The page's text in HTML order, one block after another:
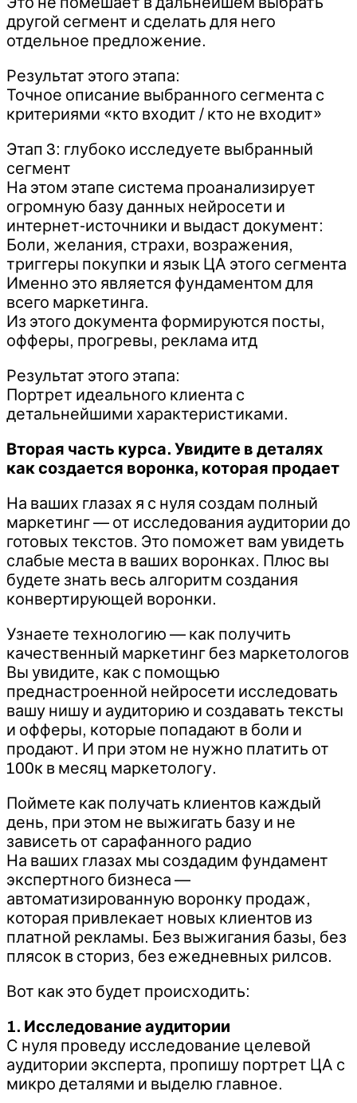
другой сегмент и сделать для него
отдельное предложение.
Результат этого этапа:
Точное описание выбранного сегмента с
критериями «кто входит / кто не входит»
Этап 3: глубоко исследуете выбранный
сегмент
На этом этапе система проанализирует
огромную базу данных нейросети и
интернет-источники и выдаст документ:
Боли, желания, страхи, возражения,
триггеры покупки и язык ЦА этого сегмента
Именно это является фундаментом для
всего маркетинга.
Из этого документа формируются посты,
офферы, прогревы, реклама итд
Результат этого этапа:
Портрет идеального клиента с
детальнейшими характеристиками.
Вторая часть курса. Увидите в деталях
как создается воронка, которая продает
На ваших глазах я с нуля создам полный
маркетинг — от исследования аудитории до
готовых текстов. Это поможет вам увидеть
слабые места в ваших воронках. Плюс вы
будете знать весь алгоритм создания
конвертирующей воронки.
Узнаете технологию — как получить
качественный маркетинг без маркетологов
Вы увидите, как с помощью
преднастроенной нейросети исследовать
вашу нишу и аудиторию и создавать тексты
и офферы, которые попадают в боли и
продают. И при этом не нужно платить от
100к в месяц маркетологу.
Поймете как получать клиентов каждый
день, при этом не выжигать базу и не
зависеть от сарафанного радио
На ваших глазах мы создадим фундамент
экспертного бизнеса —
автоматизированную воронку продаж,
которая привлекает новых клиентов из
платной рекламы. Без выжигания базы, без
плясок в сториз, без ежедневных рилсов.
Вот как это будет происходить:
1. Исследование аудитории
С нуля проведу исследование целевой
аудитории эксперта, пропишу портрет ЦА с
микро деталями и выделю главное.